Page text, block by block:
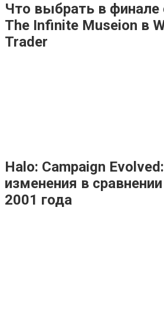
Что выбрать в финале
The Infinite Museion в
Trader
Halo: Campaign
изменения в
2001 года